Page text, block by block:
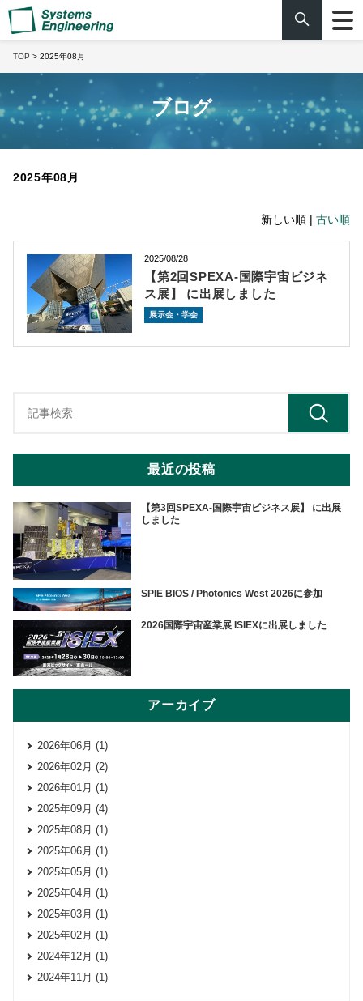
TOP > 2025年08月
ブログ
2025年08月
新しい順 | 古い順
2025/08/28
【第2回SPEXA-国際宇宙ビジネ
ス展】 に出展しました
展示会・学会
最近の投稿
【第3回SPEXA-国際宇宙ビジネス展】 に出展
しました
SPIE BIOS / Photonics West 2026に参加
2026国際宇宙産業展 ISIEXに出展しました
アーカイブ
2026年06月 (1)
2026年02月 (2)
2026年01月 (1)
2025年09月 (4)
2025年08月 (1)
2025年06月 (1)
2025年05月 (1)
2025年04月 (1)
2025年03月 (1)
2025年02月 (1)
2024年12月 (1)
2024年11月 (1)